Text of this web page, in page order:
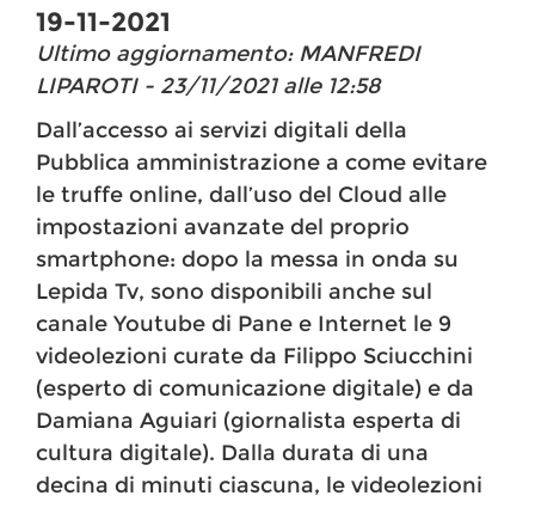
19-11-2021
Ultimo aggiornamento: MANFREDI
LIPAROTI - 23/11/2021 alle 12:58
Dall’accesso ai servizi digitali della
Pubblica amministrazione a come evitare
le truffe online, dall’uso del Cloud alle
impostazioni avanzate del proprio
smartphone: dopo la messa in onda su
Lepida Tv, sono disponibili anche sul
canale Youtube di Pane e Internet le 9
videolezioni curate da Filippo Sciucchini
(esperto di comunicazione digitale) e da
Damiana Aguiari (giornalista esperta di
cultura digitale). Dalla durata di una
decina di minuti ciascuna, le videolezioni